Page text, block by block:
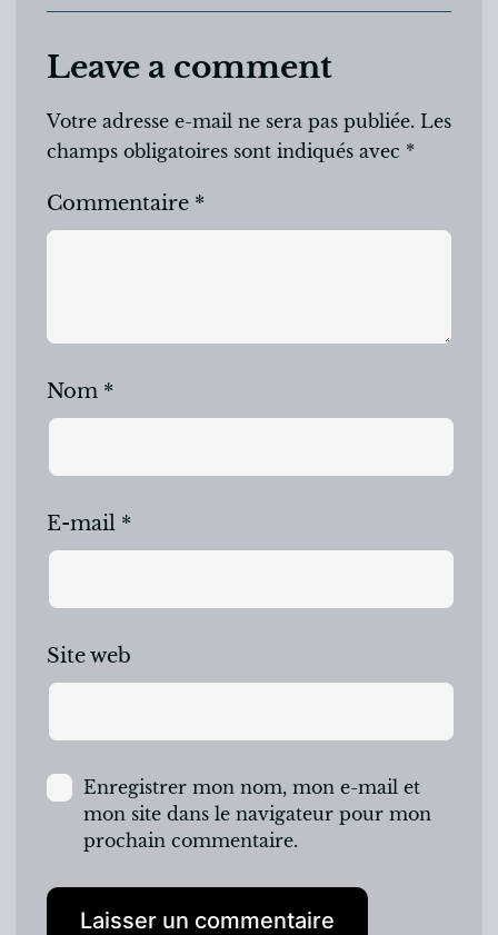
Leave a comment
Votre adresse e-mail ne sera pas publiée. Les
champs obligatoires sont indiqués avec *
Commentaire *
Nom *
E-mail *
Site web
Enregistrer mon nom, mon e-mail et
mon site dans le navigateur pour mon
prochain commentaire.